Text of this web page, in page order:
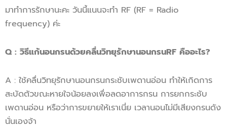
มาทำการรักษานะคะ วันนี้แนนจะทำ RF (RF = Radio
frequency) ค่ะ
Q : วิธีแก้นอนกรนด้วยคลื่นวิทยุรักษานอนกรนRF คืออะไร?
A : ใช้คลื่นวิทยุรักษานอนกรนกระชับเพดานอ่อน ทำให้เกิดการ
สะบัดตัวขณะหายใจน้อยลงเพื่อลดอาการกรน การยกกระชับ
เพดานอ่อน หรือว่าการขยายให้เราเนี่ย เวลานอนไม่มีเสียงกรนดัง
นั่นเองจ้า